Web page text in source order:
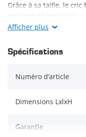
Grâce à sa taille, le
pratique et compacte.
facilement emporter le
la même facilité dans
soupape de sécurité
en toute sécurité. Le
levier. Lors du levage
Afficher plus
Spécifications
Numéro d’article
Dimensions LxlxH
Garantie